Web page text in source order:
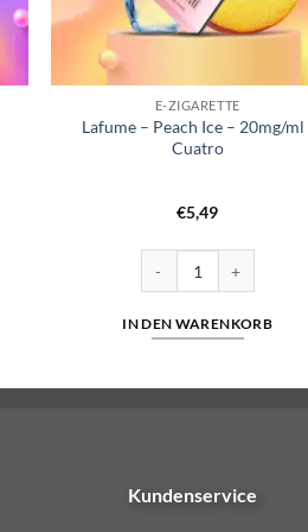
E-ZIGARETTE
Lafume – Peach Ice – 20mg/ml
Cuatro
€5,49
IN DEN WARENKORB
Kundenservice